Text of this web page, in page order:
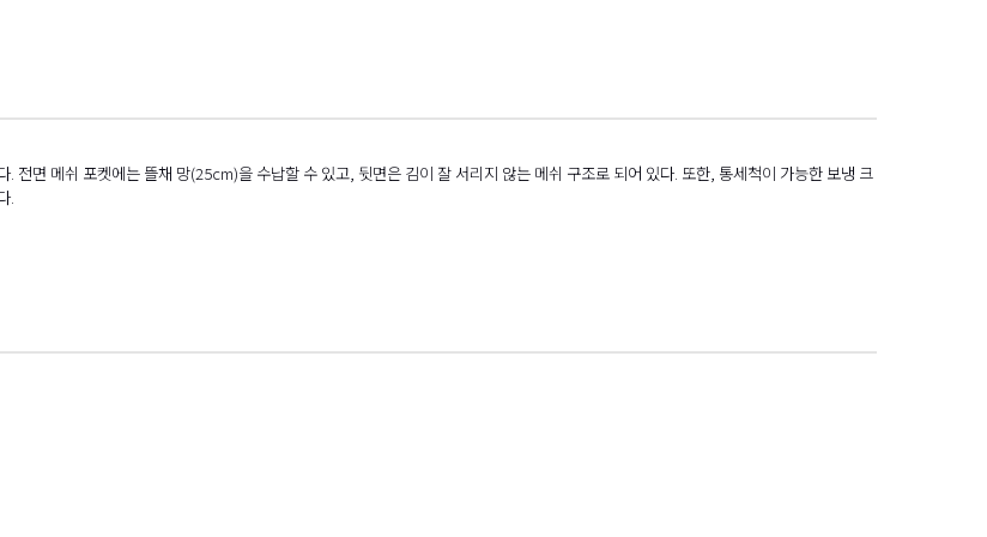
전면 메쉬 포켓에는 뜰채 망(25cm)을 수납할 수 있고, 뒷면은 김이 잘 서리지 않는 메쉬 구조로 되어 있다. 또한, 통세척이 가능한 보냉 크
.